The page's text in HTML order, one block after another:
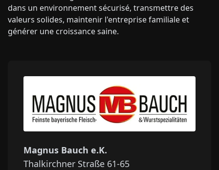
dans un environnement sécurisé, transmettre des
valeurs solides, maintenir l'entreprise familiale et
générer une croissance saine.
Magnus Bauch e.K.
Thalkirchner Straße 61-65